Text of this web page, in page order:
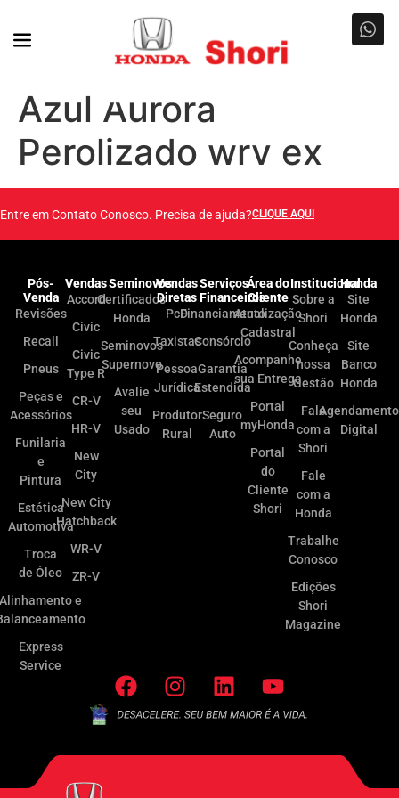
Azul Aurora
Perolizado wrv ex
Entre em Contato Conosco. Precisa de ajuda?CLIQUE AQUI
Pós-
Venda
Revisões
Recall
Pneus
Peças e
Acessórios
Funilaria
e
Pintura
Estética
Automotiva
Troca
de Óleo
Alinhamento e
Express
Service
Vendas
Accord
Civic
Civic
Type R
CR-V
HR-V
New
City
New City
Hatchback
WR-V
ZR-V
Seminovos
Certificados
Honda
Seminovos
Supernovo
Avalie
seu
Usado
Vendas
Diretas
PcD
Taxistas
Pessoa
Jurídica
Produtor
Rural
Serviços
Financeiros
Financiamento
Consórcio
Garantia
Estendida
Seguro
Auto
Área do
Cliente
Atualização
Cadastral
Acompanhe
sua Entrega
Portal
myHonda
Portal
do
Cliente
Shori
Institucional
Sobre a
Shori
Conheça
nossa
Gestão
Fale
com a
Shori
Fale
com a
Honda
Trabalhe
Conosco
Edições
Shori
Magazine
Honda
Site
Honda
Site
Banco
Honda
Agendamento
Digital